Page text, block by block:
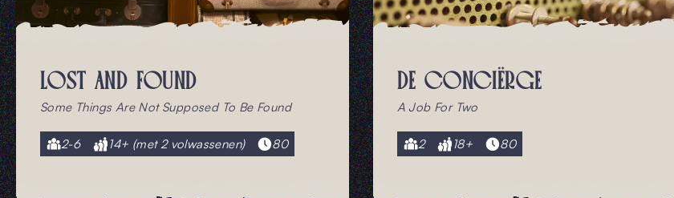
LOST AND FOUND
Some Things Are Not Supposed To Be Found
2-6 14+ (met 2 volwassenen) 80
DE CONCIËRGE
A Job For Two
2 18+ 80